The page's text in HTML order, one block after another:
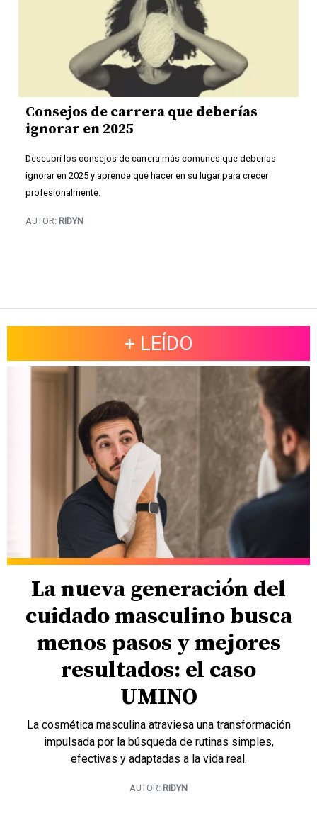
Consejos de carrera que deberías
ignorar en 2025
Descubrí los consejos de carrera más comunes que deberías
ignorar en 2025 y aprende qué hacer en su lugar para crecer
profesionalmente.
AUTOR: RIDYN
+ LEÍDO
La nueva generación del
cuidado masculino busca
menos pasos y mejores
resultados: el caso
UMINO
La cosmética masculina atraviesa una transformación
impulsada por la búsqueda de rutinas simples,
efectivas y adaptadas a la vida real.
AUTOR: RIDYN